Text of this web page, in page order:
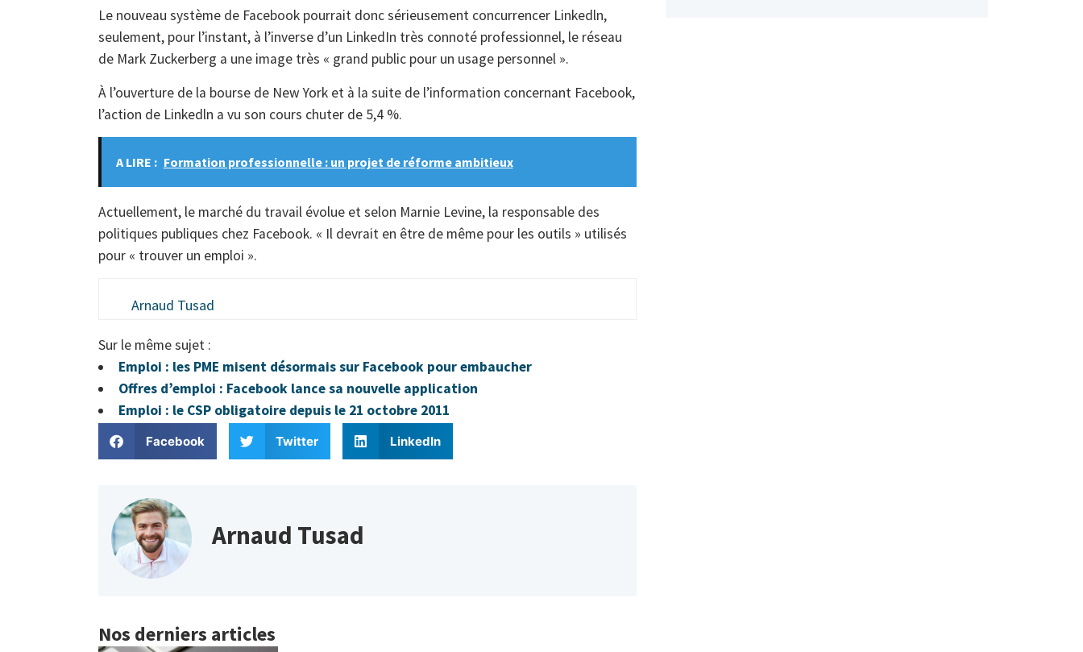
Le nouveau système de Facebook pourrait donc sérieusement concurrencer Linkedln,
seulement, pour l’instant, à l’inverse d’un LinkedIn très connoté professionnel, le réseau
de Mark Zuckerberg a une image très « grand public pour un usage personnel ».
À l’ouverture de la bourse de New York et à la suite de l’information concernant Facebook,
l’action de Linkedln a vu son cours chuter de 5,4 %.
A LIRE : Formation professionnelle : un projet de réforme ambitieux
Actuellement, le marché du travail évolue et selon Marnie Levine, la responsable des
politiques publiques chez Facebook. « Il devrait en être de même pour les outils » utilisés
pour « trouver un emploi ».
Arnaud Tusad
Sur le même sujet :
Emploi : les PME misent désormais sur Facebook pour embaucher
Offres d’emploi : Facebook lance sa nouvelle application
Emploi : le CSP obligatoire depuis le 21 octobre 2011
Facebook Twitter LinkedIn
Arnaud Tusad
Nos derniers articles